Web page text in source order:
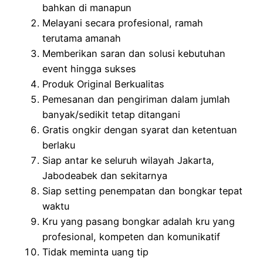
bahkan di manapun
Melayani secara profesional, ramah
terutama amanah
Memberikan saran dan solusi kebutuhan
event hingga sukses
Produk Original Berkualitas
Pemesanan dan pengiriman dalam jumlah
banyak/sedikit tetap ditangani
Gratis ongkir dengan syarat dan ketentuan
berlaku
Siap antar ke seluruh wilayah Jakarta,
Jabodeabek dan sekitarnya
Siap setting penempatan dan bongkar tepat
waktu
Kru yang pasang bongkar adalah kru yang
profesional, kompeten dan komunikatif
Tidak meminta uang tip